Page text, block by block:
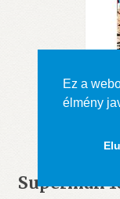
Superman
Ez a
élmény